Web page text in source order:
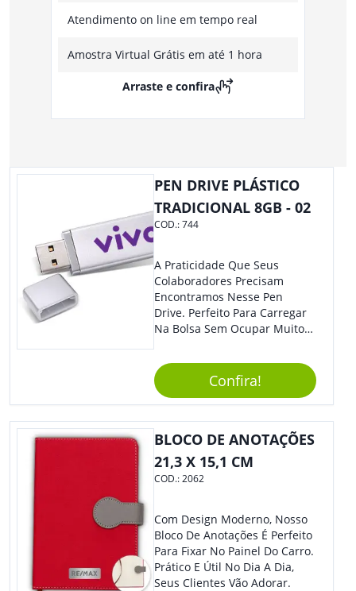
Atendimento on line em tempo real
Amostra Virtual Grátis em até 1 hora
Arraste e confira
PEN DRIVE PLÁSTICO
TRADICIONAL 8GB - 02
COD.:744
A Praticidade Que Seus
Colaboradores Precisam
Encontramos Nesse Pen
Drive. Perfeito Para Carregar
Na Bolsa Sem Ocupar Muito
Qualquer Lugar Todos Os
Arquivos Desejados. Ideal
Para Oferecer Em Eventos E
Feiras De Exposições.
Confira!
BLOCO DE ANOTAÇÕES
21,3 X 15,1 CM
COD.:2062
Com Design Moderno, Nosso
Bloco De Anotações É Perfeito
Para Fixar No Painel Do Carro.
Prático E Útil No Dia A Dia,
Seus Clientes Vão Adorar.